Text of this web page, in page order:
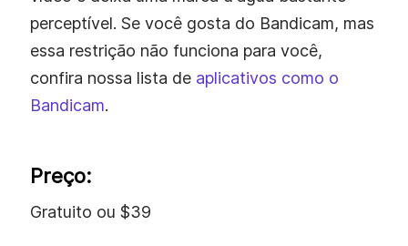
perceptível. Se você gosta do Bandicam, mas
essa restrição não funciona para você,
confira nossa lista de aplicativos como o
Bandicam.
Preço:
Gratuito ou $39